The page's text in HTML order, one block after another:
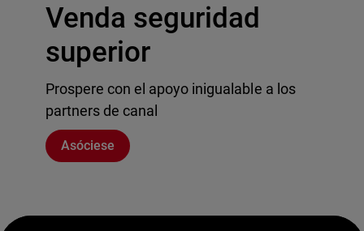
Venda seguridad
superior
Prospere con el apoyo inigualable a los
partners de canal
Asóciese